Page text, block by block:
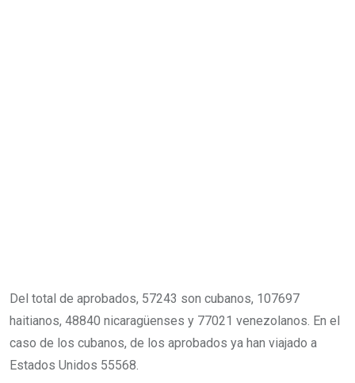
Del total de aprobados, 57243 son cubanos, 107697
haitianos, 48840 nicaragüenses y 77021 venezolanos. En el
caso de los cubanos, de los aprobados ya han viajado a
Estados Unidos 55568.